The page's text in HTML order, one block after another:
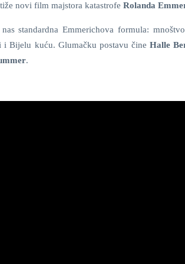
novi film majstora katastrofe Rolanda
standardna Emmerichova formula:
Bijelu kuću. Glumačku postavu čine Halle
.